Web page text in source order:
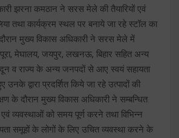
झरना कमठान ने सरस मेले की तैयारियों एवं
तथा कार्यक्रम स्थल पर बनाये जा रहे स्टॉल का
दौरान मुख्य विकास अधिकारी ने सरस मेले में
मेघालय, जयपुर, लखनऊ, बिहार सहित अन्य
व राज्य के अन्य जनपदों से आए स्वयं सहायता
उनके द्वारा प्रदर्शित किये जा रहे उत्पादों की
के दौरान मुख्य विकास अधिकारी ने सम्बन्धित
एवं व्यवस्थाओं को समय पूर्ण करने तथा विभिन्न
समूहों के लोगों के लिए उचित व्यवस्था करने के